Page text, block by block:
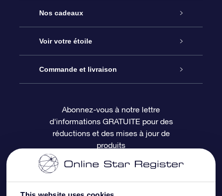
Service
À propos de l’OSR
Nous contacter
Questions fréquemment posées
Revues
Nos cadeaux
Cadeau d’étoile en ligne
Coffret cadeau OSR
Carte cadeau OSR
Voir votre étoile
Registre des étoiles
Page d’accueil personnalisée
Un million d’étoiles
Écran de veille OSR
Commande et livraison
Informations de paiement
Informations d’expédition
Politique de retour
Abonnez-vous à notre lettre
d'informations GRATUITE pour des
réductions et des mises à jour de
produits